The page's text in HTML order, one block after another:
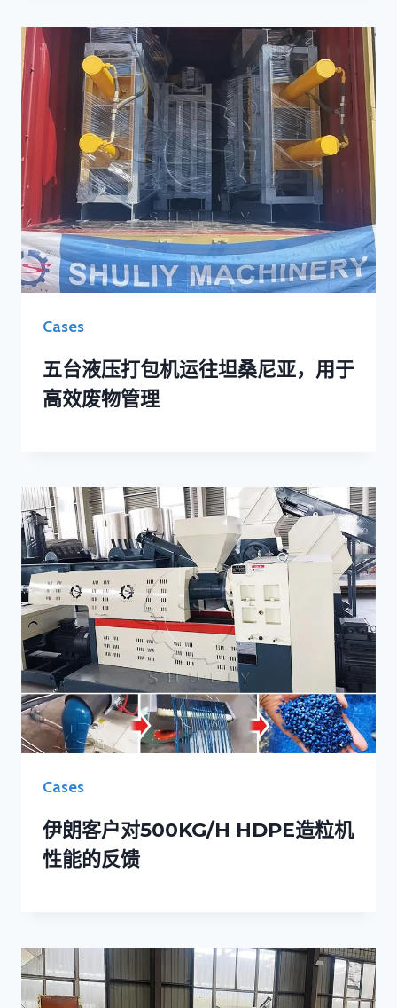
Cases
五台液压打包机运往坦桑尼亚，用于
高效废物管理
Cases
伊朗客户对500KG/H HDPE造粒机
性能的反馈